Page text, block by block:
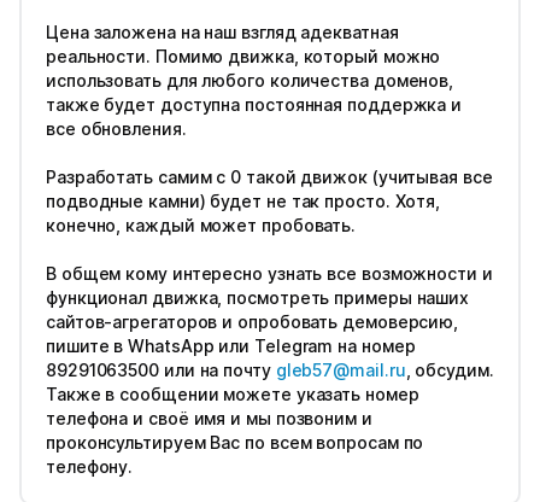
Цена заложена на наш взгляд адекватная
реальности. Помимо движка, который можно
использовать для любого количества доменов,
также будет доступна постоянная поддержка и
все обновления.
Разработать самим с 0 такой движок (учитывая все
подводные камни) будет не так просто. Хотя,
конечно, каждый может пробовать.
В общем кому интересно узнать все возможности и
функционал движка, посмотреть примеры наших
сайтов-агрегаторов и опробовать демоверсию,
пишите в WhatsApp или Telegram на номер
89291063500 или на почту gleb57@mail.ru , обсудим.
Также в сообщении можете указать номер
телефона и своё имя и мы позвоним и
проконсультируем Вас по всем вопросам по
телефону.